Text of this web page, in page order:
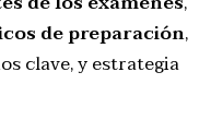
de preparación,
clave, y estrategia